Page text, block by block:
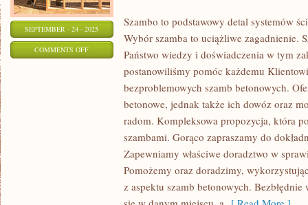
SEPTEMBER - 24 - 2025
COMMENTS OFFON
AKTUALNIE,
WYSTĘPUJĄ
Szambo to podstawowy detal systemów
Wybór szamba to uciążliwe zagadnienie.
Państwo wiedzy i doświadczenia w tym
postanowiliśmy pomóc każdemu
bezproblemowych szamb betonowych.
betonowe, jednak także ich dowóz oraz
radom. Kompleksowa propozycja, która
szambami. Gorąco zapraszamy do
Zapewniamy właściwe doradztwo w
Pomożemy oraz doradzimy,
z aspektu szamb betonowych.